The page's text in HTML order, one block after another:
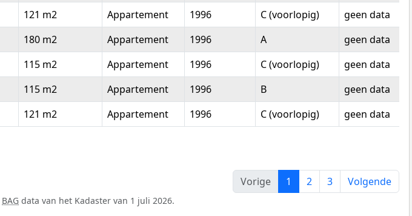
121 m2 Appartement 1996 C (voorlopig)
geen data
180 m2 Appartement 1996 A
geen data
115 m2 Appartement 1996 C (voorlopig)
geen data
115 m2 Appartement 1996 B
geen data
121 m2 Appartement 1996 C (voorlopig) geen data
Vorige
1 2 3 Volgende
BAG data van het Kadaster van 1 juli 2026.